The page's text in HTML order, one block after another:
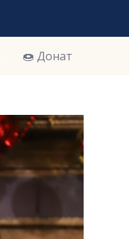
🍩 Донат